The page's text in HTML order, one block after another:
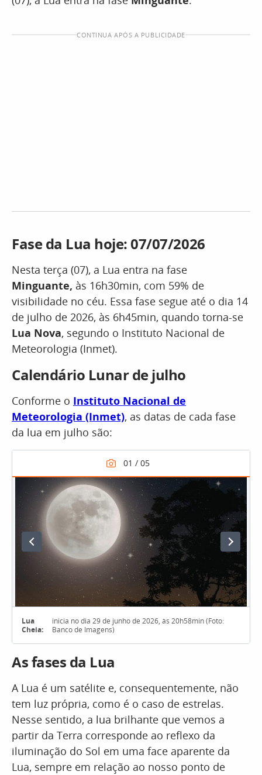
CONTINUA APÓS A PUBLICIDADE
Fase da Lua hoje: 07/07/2026
Nesta terça (07), a Lua entra na fase
Minguante, às 16h30min, com 59% de
visibilidade no céu. Essa fase segue até o dia 14
de julho de 2026, às 6h45min, quando torna-se
Lua Nova, segundo o Instituto Nacional de
Meteorologia (Inmet).
Calendário Lunar de julho
Conforme o Instituto Nacional de
Meteorologia (Inmet), as datas de cada fase
da lua em julho são:
Lua
Cheia:
inicia no dia 29 de junho de 2026, às 20h58min (Foto:
Banco de Imagens)
As fases da Lua
A Lua é um satélite e, consequentemente, não
tem luz própria, como é o caso de estrelas.
Nesse sentido, a lua brilhante que vemos a
partir da Terra corresponde ao reflexo da
iluminação do Sol em uma face aparente da
Lua, sempre em relação ao nosso ponto de